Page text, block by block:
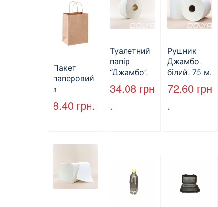
Пакет
паперовий
з
крученими
ручками,
мм*140 мм.
8.40 грн.
Туалетний
папір
“Джамбо”,
130м.
34.08 грн
.
Рушник
Джамбо,
білий, 75 м.
72.60 грн
.